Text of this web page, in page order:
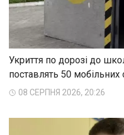
Укриття по дорозі до
поставлять 50
08 СЕРПНЯ 2026, 20:26